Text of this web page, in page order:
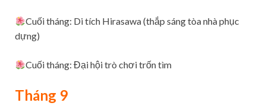
Cuối tháng: Di tích Hirasawa (thắp sáng tòa nhà phục
dựng)
Cuối tháng: Đại hội trò chơi trốn tìm
Tháng 9